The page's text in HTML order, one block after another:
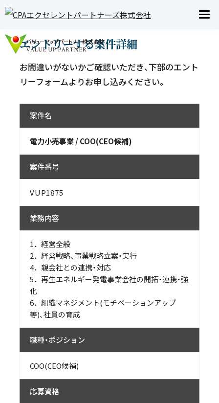
JOB INFO 求人案内
エントリーする案件詳細
お間違いがないかご確認いただき、下部のエント
リーフォームよりお申し込みください。
案件名
電力小売事業 / COO(CEO候補)
案件番号
VUP1875
業務内容
1．経営全般
2．経営戦略、事業戦略立案・実行
4．親会社との連携・対応
5．再生エネルギー発電事業会社の開拓・連携・強
化
6．組織マネジメント(モチベーションアップ
等)、社員の育成
職種・ポジション
COO(CEO候補)
応募資格